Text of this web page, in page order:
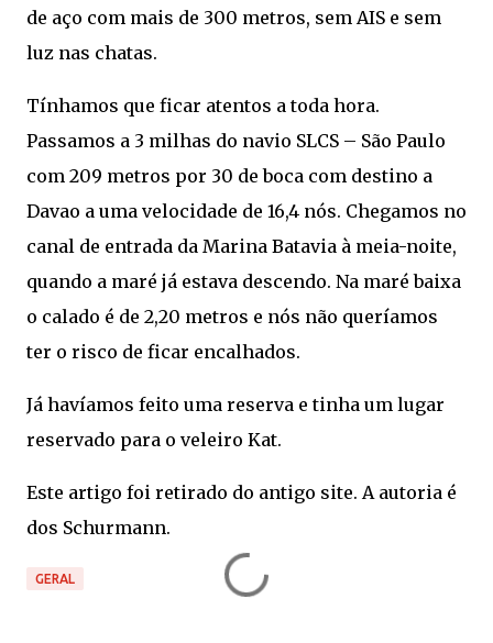
de aço com mais de 300 metros, sem AIS e sem
luz nas chatas.
Tínhamos que ficar atentos a toda hora.
Passamos a 3 milhas do navio SLCS – São Paulo
com 209 metros por 30 de boca com destino a
Davao a uma velocidade de 16,4 nós. Chegamos no
canal de entrada da Marina Batavia à meia-noite,
quando a maré já estava descendo. Na maré baixa
o calado é de 2,20 metros e nós não queríamos
ter o risco de ficar encalhados.
Já havíamos feito uma reserva e tinha um lugar
reservado para o veleiro Kat.
Este artigo foi retirado do antigo site. A autoria é
dos Schurmann.
GERAL